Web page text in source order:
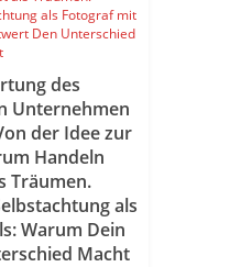
des
Unternehmen
der Idee zur
Handeln
Träumen.
als
Warum Dein
Macht